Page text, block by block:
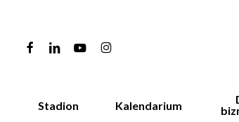
facebooklinkedinyoutubeinstagram
Stadion Kalendarium